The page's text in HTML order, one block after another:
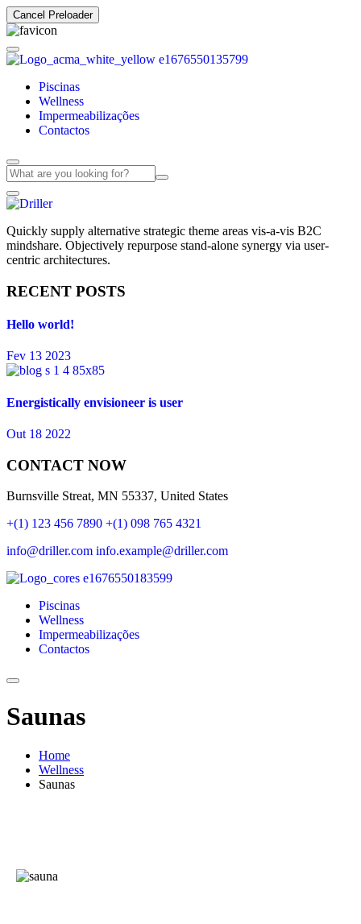
Cancel Preloader
Piscinas
Wellness
Impermeabilizações
Contactos
Quickly supply alternative strategic theme areas vis-a-vis B2C
mindshare. Objectively repurpose stand-alone synergy via user-
centric architectures.
RECENT POSTS
Hello world!
Fev 13 2023
Energistically envisioneer is user
Out 18 2022
CONTACT NOW
Burnsville Streat, MN 55337, United States
+(1) 123 456 7890 +(1) 098 765 4321
info@driller.com info.example@driller.com
Piscinas
Wellness
Impermeabilizações
Contactos
Saunas
Home
Wellness
Saunas